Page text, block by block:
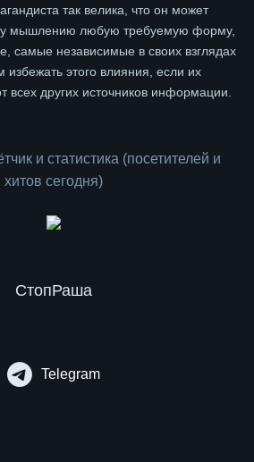
так велика, что он может
мышлению любую требуемую форму,
самые независимые в своих взглядах
этого влияния, если их
всех других источников информации.
СтопРаша
Telegram